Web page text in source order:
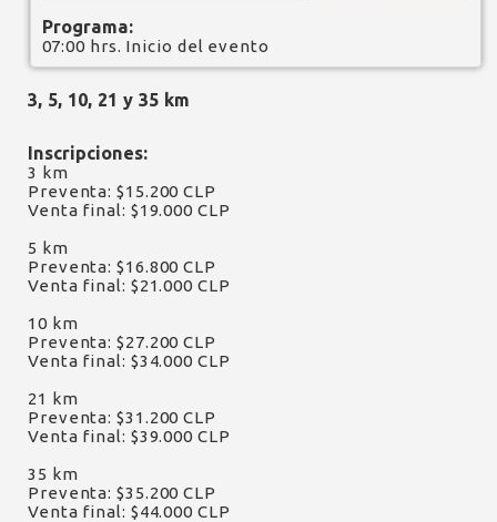
Programa:
07:00 hrs. Inicio del evento
3, 5, 10, 21 y 35 km
Inscripciones:
3 km
Preventa: $15.200 CLP
Venta final: $19.000 CLP
5 km
Preventa: $16.800 CLP
Venta final: $21.000 CLP
10 km
Preventa: $27.200 CLP
Venta final: $34.000 CLP
21 km
Preventa: $31.200 CLP
Venta final: $39.000 CLP
35 km
Preventa: $35.200 CLP
Venta final: $44.000 CLP